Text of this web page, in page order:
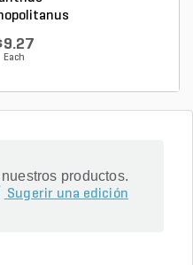
Each
productos.
Sugerir una edición